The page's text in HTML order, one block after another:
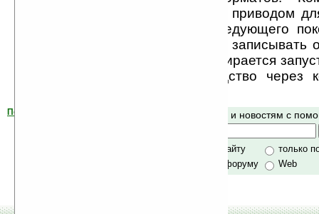
создала первый PC с приводом
HD DVD-формата следующего
также может читать и
CD-диски. Toshiba собирается
в серийное производство через
Помогите Ладошкам стать лучше
Поиск по сайту и новостям с
только по сайту
только
по сайту и форуму
Web